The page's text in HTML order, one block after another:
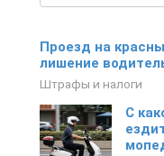
Проезд на
лишение
Штрафы и налоги
С